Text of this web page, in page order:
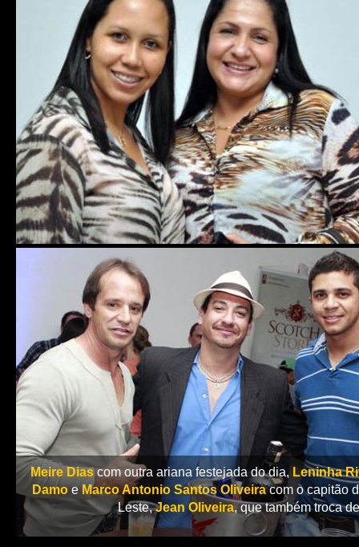
Meire Diascom outra ariana festejada do dia, Leninha
Damoe Marco Antonio Santos Oliveiracom o capitão
Leste,Jean Oliveira, que também troca